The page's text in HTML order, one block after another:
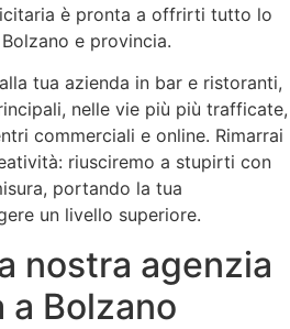
è pronta a offrirti tutto lo
e provincia.
tua azienda in bar e ristoranti,
nelle vie più più trafficate,
commerciali e online. Rimarrai
riusciremo a stupirti con
portando la tua
un livello superiore.
nostra agenzia
Bolzano